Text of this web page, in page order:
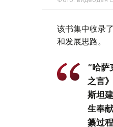
该书集中收录
和发展思路。
“哈萨
之言
斯坦
生奉
纂过